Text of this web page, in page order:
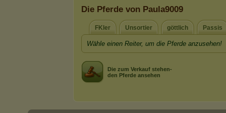
Die Pferde von Paula9009
FKler Unsortier göttlich Passis
Wähle einen Reiter, um die Pferde anzusehen!
Die zum Verkauf stehen-
den Pferde ansehen